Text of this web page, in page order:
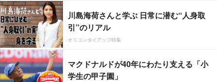
川島海荷さんと学ぶ 日常に潜む“人身取
引”のリアル
オリコンタイアップ特集
マクドナルドが40年にわたり支える「小
学生の甲子園」